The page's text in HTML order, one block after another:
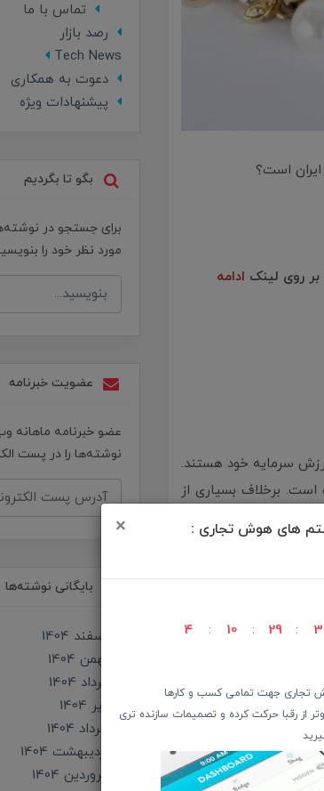
های هوش تجاری :
×
4 10 29 1
تجاری جهت تمامی کسب و کارها
از رقبا حرکت کرده و تصمیمات سازنده تری
است؟
روی لینک ادامه
سرمایه خود هستند.
است. برخلاف بسیاری از
چشم‌گیری داشته است.
با طراحی‌های مدرن و
بلندمدت محسوب
تماس با ما
رصد بازار
Tech News
دعوت به همکاری
پیشنهادات ویژه
بگو تا بگردیم
برای جستجو در
مورد نظر خود را
عضویت خبرنامه
عضو خبرنامه ماهانه
نوشته‌ها را در پست
بایگانی نوشته‌ها
اسفند 1404
بهمن 1404
مرداد 1404
تير 1404
خرداد 1404
ارديبهشت 1404
فروردین 1404